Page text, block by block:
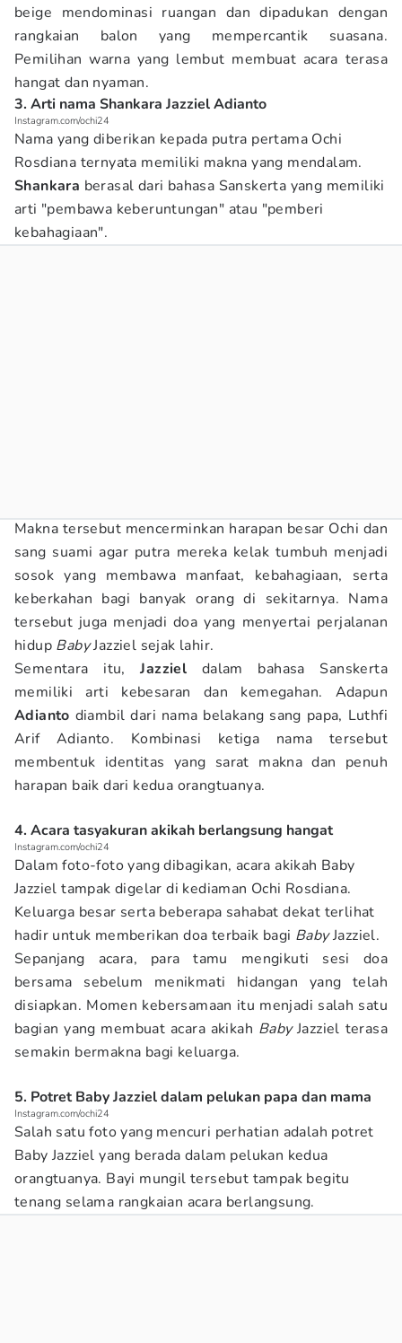
beige mendominasi ruangan dan dipadukan dengan
rangkaian balon yang mempercantik suasana.
Pemilihan warna yang lembut membuat acara terasa
hangat dan nyaman.
3. Arti nama Shankara Jazziel Adianto
Instagram.com/ochi24
Nama yang diberikan kepada putra pertama Ochi
Rosdiana ternyata memiliki makna yang mendalam.
Shankara berasal dari bahasa Sanskerta yang memiliki
arti "pembawa keberuntungan" atau "pemberi
kebahagiaan".
Makna tersebut mencerminkan harapan besar Ochi dan
sang suami agar putra mereka kelak tumbuh menjadi
sosok yang membawa manfaat, kebahagiaan, serta
keberkahan bagi banyak orang di sekitarnya. Nama
tersebut juga menjadi doa yang menyertai perjalanan
hidup BabyJazziel sejak lahir.
Sementara itu,Jazziel dalam bahasa Sanskerta
memiliki arti kebesaran dan kemegahan. Adapun
Adianto diambil dari nama belakang sang papa, Luthfi
Arif Adianto. Kombinasi ketiga nama tersebut
membentuk identitas yang sarat makna dan penuh
harapan baik dari kedua orangtuanya.
4. Acara tasyakuran akikah berlangsung hangat
Instagram.com/ochi24
Dalam foto-foto yang dibagikan, acara akikah Baby
Jazziel tampak digelar di kediaman Ochi Rosdiana.
Keluarga besar serta beberapa sahabat dekat terlihat
hadir untuk memberikan doa terbaik bagi BabyJazziel.
Sepanjang acara, para tamu mengikuti sesi doa
bersama sebelum menikmati hidangan yang telah
disiapkan. Momen kebersamaan itu menjadi salah satu
bagian yang membuat acara akikah BabyJazziel terasa
semakin bermakna bagi keluarga.
5. Potret Baby Jazziel dalam pelukan papa dan mama
Instagram.com/ochi24
Salah satu foto yang mencuri perhatian adalah potret
Baby Jazziel yang berada dalam pelukan kedua
orangtuanya. Bayi mungil tersebut tampak begitu
tenang selama rangkaian acara berlangsung.